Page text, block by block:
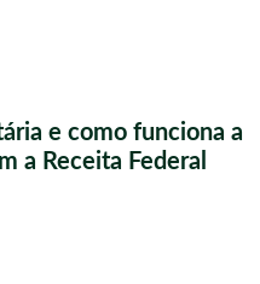
e como funciona a
a Receita Federal